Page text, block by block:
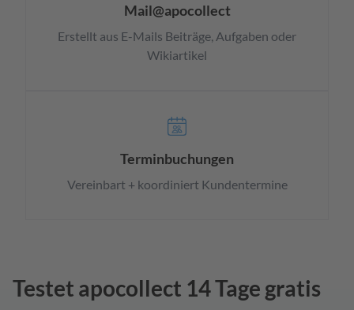
Mail@apocollect
Erstellt aus E-Mails Beiträge, Aufgaben oder
Wikiartikel
Terminbuchungen
Vereinbart + koordiniert Kundentermine
Testet apocollect 14 Tage gratis